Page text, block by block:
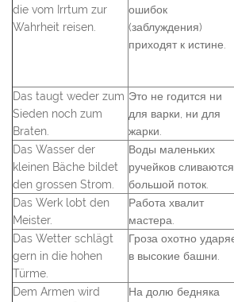
die vom Irrtum zur
Wahrheit reisen.
ошибок
(заблуждения)
приходят к истине.
Das taugt weder zum
Sieden noch zum
Braten.
Это не годится ни
для варки, ни для
жарки.
Das Wasser der
kleinen Bäche bildet
den grossen Strom.
Воды маленьких
ручейков
большой поток.
Das Werk lobt den
Meister.
Работа хвалит
мастера.
Das Wetter schlägt
gern in die hohen
Türme.
Гроза охотно
в высокие башни.
Dem Armen wird
На долю бедняка